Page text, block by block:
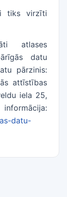
tiks virzīti
atlases
datu
pārzinis:
attīstības
iela 25,
datu-